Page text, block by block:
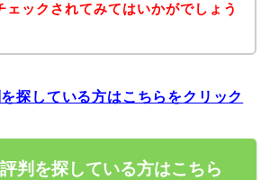
ェックされてみてはいかがでしょう
探している方はこちらをクリック
判を探している方はこちら